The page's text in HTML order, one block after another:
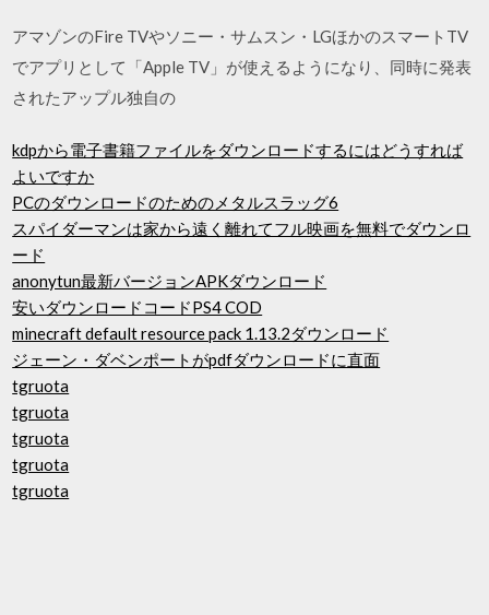
アマゾンのFire TVやソニー・サムスン・LGほかのスマートTV
でアプリとして「Apple TV」が使えるようになり、同時に発表
されたアップル独自の
kdpから電子書籍ファイルをダウンロードするにはどうすれば
よいですか
PCのダウンロードのためのメタルスラッグ6
スパイダーマンは家から遠く離れてフル映画を無料でダウンロ
ード
anonytun最新バージョンAPKダウンロード
安いダウンロードコードPS4 COD
minecraft default resource pack 1.13.2ダウンロード
ジェーン・ダベンポートがpdfダウンロードに直面
tgruota
tgruota
tgruota
tgruota
tgruota